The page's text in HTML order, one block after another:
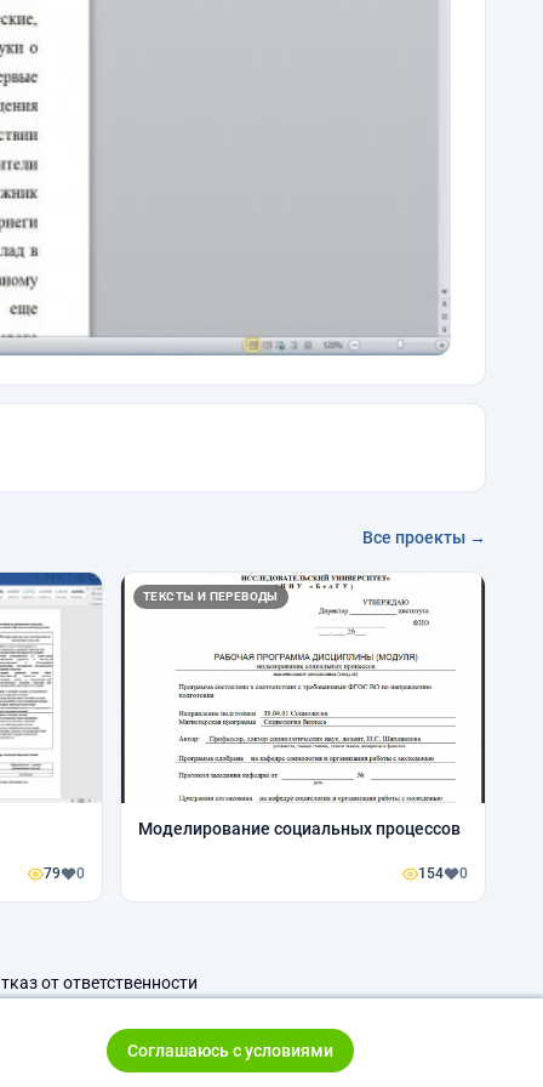
Все проекты →
79 0
ТЕКСТЫ И ПЕРЕВОДЫ
Моделирование социальных процессов
154 0
от ответственности
Соглашаюсь с условиями